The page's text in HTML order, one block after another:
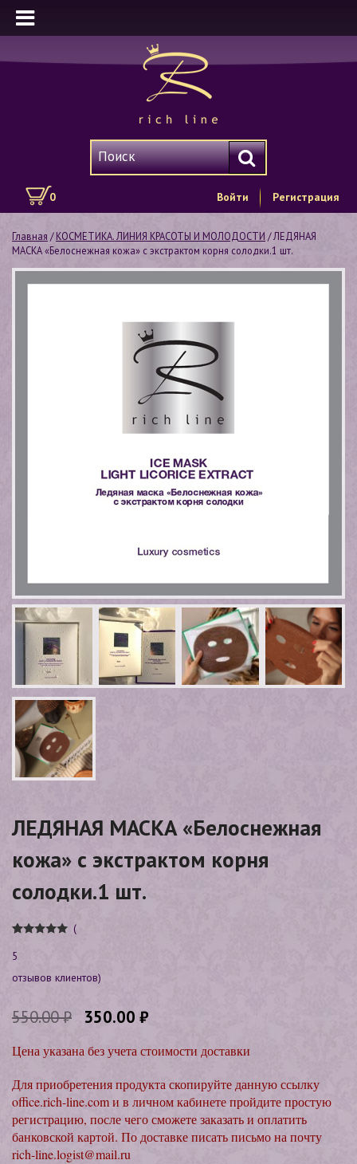
0 Войти Регистрация
Главная /КОСМЕТИКА. ЛИНИЯ КРАСОТЫ И МОЛОДОСТИ / ЛЕДЯНАЯ
МАСКА «Белоснежная кожа» с экстрактом корня солодки.1 шт.
ЛЕДЯНАЯ МАСКА «Белоснежная
кожа» с экстрактом корня
солодки.1 шт.
5.00
опроса
(
5
отзывов клиентов)
550.00₽ 350.00₽
Цена указана без учета стоимости доставки
Для приобретения продукта скопируйте данную ссылку
office.rich-line.com и в личном кабинете пройдите простую
регистрацию, после чего сможете заказать и оплатить
банковской картой. По доставке писать письмо на почту
rich-line.logist@mail.ru